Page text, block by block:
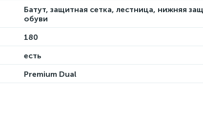
Батут, защитная сетка, лестница, нижняя
обуви
180
есть
Premium Dual